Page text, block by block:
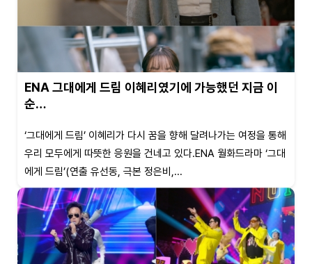
ENA 그대에게 드림 이혜리였기에 가능했던 지금 이
순…
‘그대에게 드림’ 이혜리가 다시 꿈을 향해 달려나가는 여정을 통해
우리 모두에게 따뜻한 응원을 건네고 있다.ENA 월화드라마 ‘그대
에게 드림’(연출 유선동, 극본 정은비,...